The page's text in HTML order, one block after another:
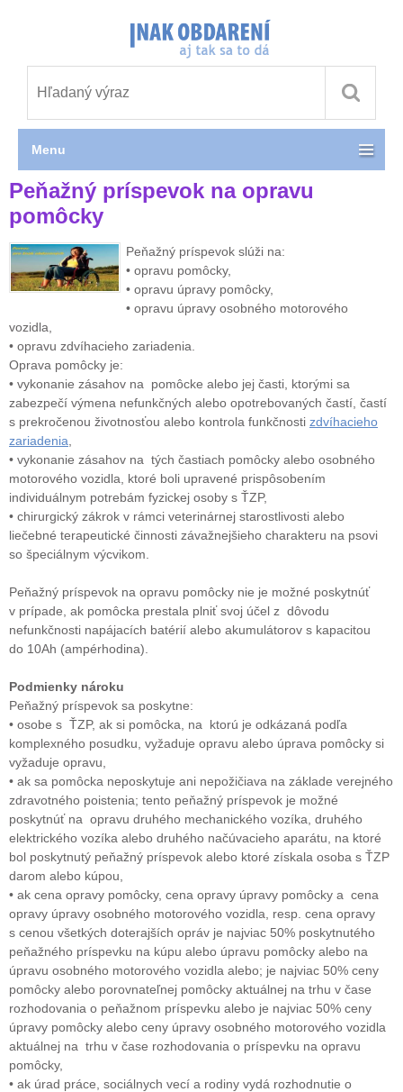
Peňažný príspevok na opravu
pomôcky
Peňažný príspevok slúži na:
• opravu pomôcky,
• opravu úpravy pomôcky,
• opravu úpravy osobného motorového
vozidla,
• opravu zdvíhacieho zariadenia.
Oprava pomôcky je:
• vykonanie zásahov na pomôcke alebo jej časti, ktorými sa
zabezpečí výmena nefunkčných alebo opotrebovaných častí, častí
s prekročenou životnosťou alebo kontrola funkčnosti zdvíhacieho
zariadenia
• vykonanie zásahov na tých častiach pomôcky alebo osobného
motorového vozidla, ktoré boli upravené prispôsobením
individuálnym potrebám fyzickej osoby s ŤZP,
• chirurgický zákrok v rámci veterinárnej starostlivosti alebo
liečebné terapeutické činnosti závažnejšieho charakteru na psovi
so špeciálnym výcvikom.
Peňažný príspevok na opravu pomôcky nie je možné poskytnúť
v prípade, ak pomôcka prestala plniť svoj účel z dôvodu
nefunkčnosti napájacích batérií alebo akumulátorov s kapacitou
do 10Ah (ampérhodina).
Podmienky nároku
Peňažný príspevok sa poskytne:
• osobe s ŤZP, ak si pomôcka, na ktorú je odkázaná podľa
komplexného posudku, vyžaduje opravu alebo úprava pomôcky si
vyžaduje opravu,
• ak sa pomôcka neposkytuje ani nepožičiava na základe verejného
zdravotného poistenia; tento peňažný príspevok je možné
poskytnúť na opravu druhého mechanického vozíka, druhého
elektrického vozíka alebo druhého načúvacieho aparátu, na ktoré
bol poskytnutý peňažný príspevok alebo ktoré získala osoba s ŤZP
darom alebo kúpou,
• ak cena opravy pomôcky, cena opravy úpravy pomôcky a cena
opravy úpravy osobného motorového vozidla, resp. cena opravy
s cenou všetkých doterajších opráv je najviac 50% poskytnutého
peňažného príspevku na kúpu alebo úpravu pomôcky alebo na
úpravu osobného motorového vozidla alebo; je najviac 50% ceny
pomôcky alebo porovnateľnej pomôcky aktuálnej na trhu v čase
rozhodovania o peňažnom príspevku alebo je najviac 50% ceny
úpravy pomôcky alebo ceny úpravy osobného motorového vozidla
aktuálnej na trhu v čase rozhodovania o príspevku na opravu
pomôcky,
• ak úrad práce, sociálnych vecí a rodiny vydá rozhodnutie o
Menu